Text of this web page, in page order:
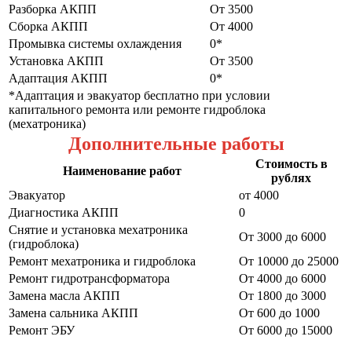
Разборка АКПП
От 3500
Сборка АКПП
От 4000
Промывка системы охлаждения
0*
Установка АКПП
От 3500
Адаптация АКПП
0*
*Адаптация и эвакуатор бесплатно при условии
капитального ремонта или ремонте гидроблока
(мехатроника)
Дополнительные работы
Наименование работ
Стоимость в
рублях
Эвакуатор
от 4000
Диагностика АКПП
0
Снятие и установка мехатроника
(гидроблока)
От 3000 до 6000
Ремонт мехатроника и гидроблока
От 10000 до 25000
Ремонт гидротрансформатора
От 4000 до 6000
Замена масла АКПП
От 1800 до 3000
Замена сальника АКПП
От 600 до 1000
Ремонт ЭБУ
От 6000 до 15000